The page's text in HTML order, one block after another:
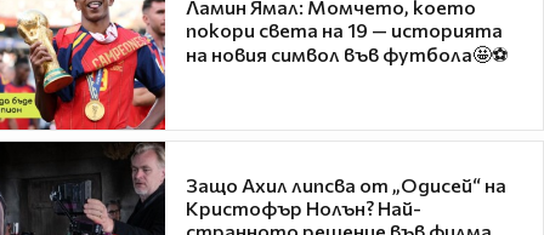
Ламин Ямал: Момчето, което
покори света на 19 — историята
на новия символ във футбола🤩⚽
Защо Ахил липсва от „Одисей“ на
Кристофър Нолън? Най-
странното решение във филма